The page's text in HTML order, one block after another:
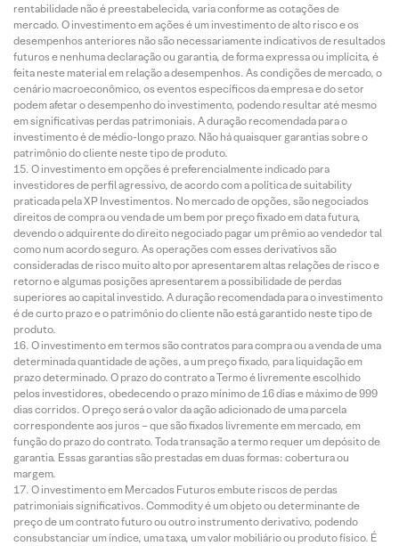
rentabilidade não é preestabelecida, varia conforme as cotações de
mercado. O investimento em ações é um investimento de alto risco e os
desempenhos anteriores não são necessariamente indicativos de resultados
futuros e nenhuma declaração ou garantia, de forma expressa ou implícita, é
feita neste material em relação a desempenhos. As condições de mercado, o
cenário macroeconômico, os eventos específicos da empresa e do setor
podem afetar o desempenho do investimento, podendo resultar até mesmo
em significativas perdas patrimoniais. A duração recomendada para o
investimento é de médio-longo prazo. Não há quaisquer garantias sobre o
patrimônio do cliente neste tipo de produto.
O investimento em opções é preferencialmente indicado para
investidores de perfil agressivo, de acordo com a política de suitability
praticada pela XP Investimentos. No mercado de opções, são negociados
direitos de compra ou venda de um bem por preço fixado em data futura,
devendo o adquirente do direito negociado pagar um prêmio ao vendedor tal
como num acordo seguro. As operações com esses derivativos são
consideradas de risco muito alto por apresentarem altas relações de risco e
retorno e algumas posições apresentarem a possibilidade de perdas
superiores ao capital investido. A duração recomendada para o investimento
é de curto prazo e o patrimônio do cliente não está garantido neste tipo de
produto.
O investimento em termos são contratos para compra ou a venda de uma
determinada quantidade de ações, a um preço fixado, para liquidação em
prazo determinado. O prazo do contrato a Termo é livremente escolhido
pelos investidores, obedecendo o prazo mínimo de 16 dias e máximo de 999
dias corridos. O preço será o valor da ação adicionado de uma parcela
correspondente aos juros – que são fixados livremente em mercado, em
função do prazo do contrato. Toda transação a termo requer um depósito de
garantia. Essas garantias são prestadas em duas formas: cobertura ou
margem.
O investimento em Mercados Futuros embute riscos de perdas
patrimoniais significativos. Commodity é um objeto ou determinante de
preço de um contrato futuro ou outro instrumento derivativo, podendo
consubstanciar um índice, uma taxa, um valor mobiliário ou produto físico. É